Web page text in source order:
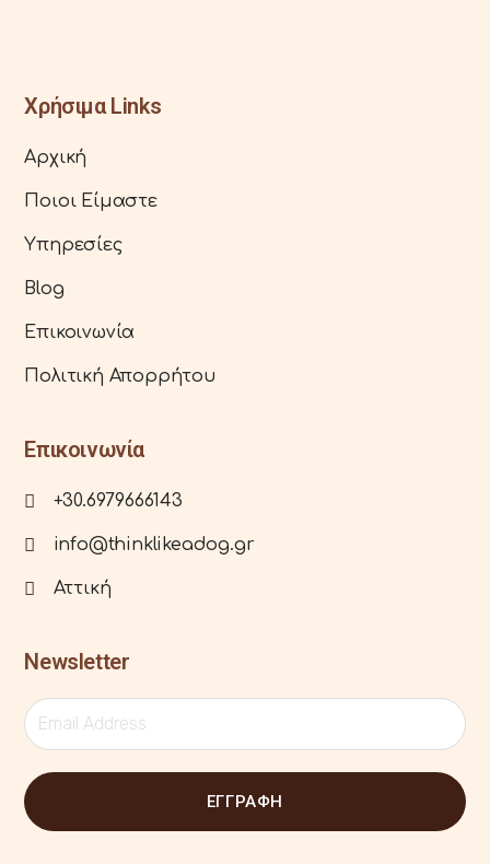
Χρήσιμα Links
Αρχική
Ποιοι Είμαστε
Υπηρεσίες
Blog
Επικοινωνία
Πολιτική Απορρήτου
Επικοινωνία
+30.6979666143
info@thinklikeadog.gr
Αττική
Newsletter
ΕΓΓΡΑΦΗ